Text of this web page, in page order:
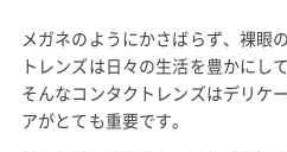
メガネのようにかさばらず、裸眼
トレンズは日々の生活を豊かにし
そんなコンタクトレンズはデリケ
アがとても重要です。